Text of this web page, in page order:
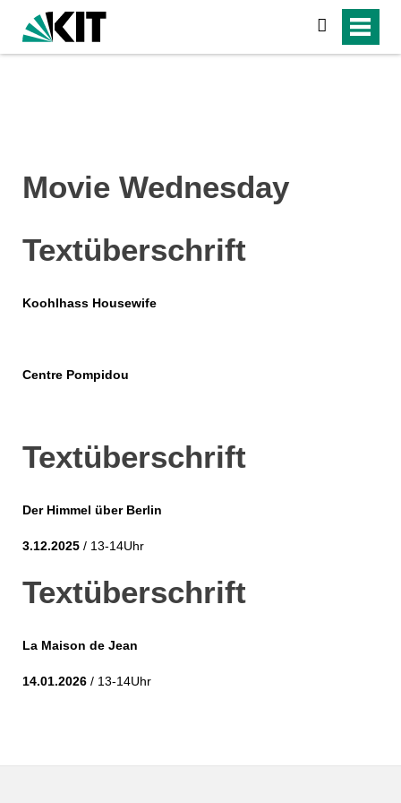
search
Movie Wednesday
Textüberschrift
Koohlhass Housewife
Centre Pompidou
Textüberschrift
Der Himmel über Berlin
3.12.2025/ 13-14Uhr
Textüberschrift
La Maison de Jean
14.01.2026/ 13-14Uhr